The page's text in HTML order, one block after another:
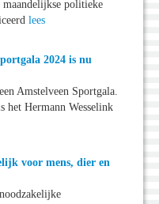
politieke
lees
2024 is nu
Amstelveen Sportgala.
het Hermann Wesselink
voor mens, dier en